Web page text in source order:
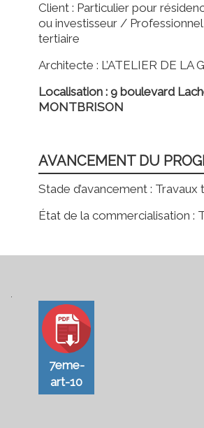
Client : Particulier pour
ou investisseur /
tertiaire
Architecte : L’ATELIER DE LA
Localisation : 9 boulevard
MONTBRISON
AVANCEMENT DU
Stade d’avancement : Travaux
État de la commercialisation :
.
7eme-
art-10